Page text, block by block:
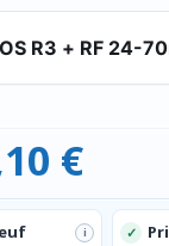
R3 + RF 24-
€
i ✓